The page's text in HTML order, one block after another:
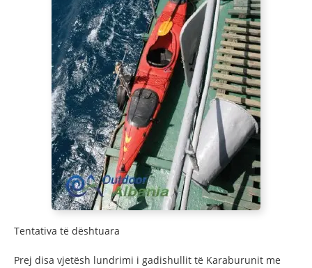
Tentativa të dështuara
Prej disa vjetësh lundrimi i gadishullit të Karaburunit me